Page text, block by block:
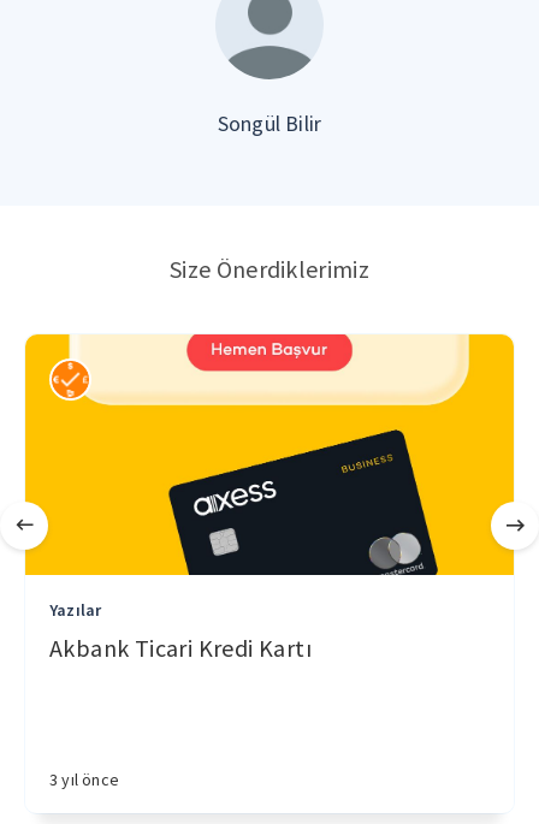
Songül Bilir
Size Önerdiklerimiz
Yazılar
Akbank Ticari Kredi Kartı
3 yıl önce